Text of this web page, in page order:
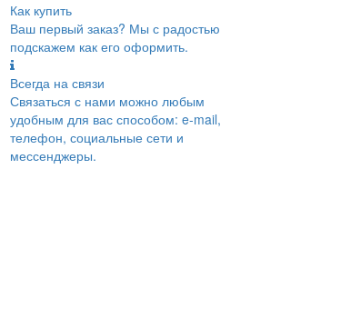
Как купить
Ваш первый заказ? Мы с радостью
подскажем как его оформить.
Всегда на связи
Связаться с нами можно любым
удобным для вас способом: e-mail,
телефон, социальные сети и
мессенджеры.